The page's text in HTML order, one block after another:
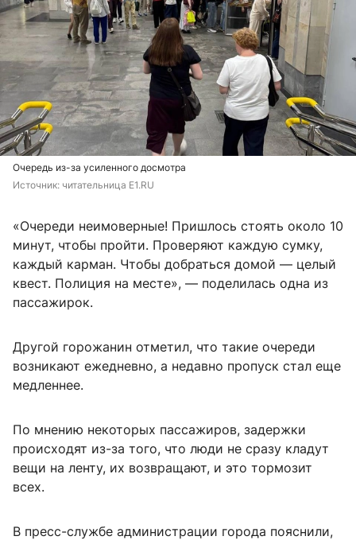
Очередь из-за усиленного досмотра
Источник: читательница E1.RU
«Очереди неимоверные! Пришлось стоять около 10
минут, чтобы пройти. Проверяют каждую сумку,
каждый карман. Чтобы добраться домой — целый
квест. Полиция на месте», — поделилась одна из
пассажирок.
Другой горожанин отметил, что такие очереди
возникают ежедневно, а недавно пропуск стал еще
медленнее.
По мнению некоторых пассажиров, задержки
происходят из-за того, что люди не сразу кладут
вещи на ленту, их возвращают, и это тормозит
всех.
В пресс-службе администрации города пояснили,